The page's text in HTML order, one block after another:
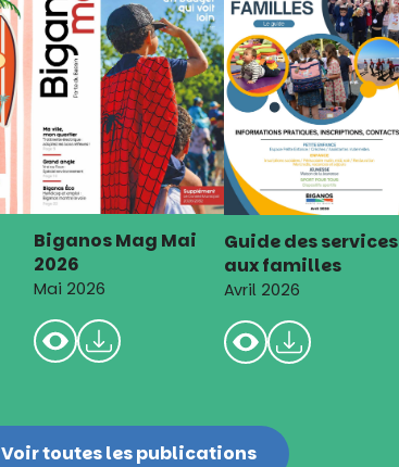
Biganos Mag Mai
2026
Mai 2026
Guide des services
aux familles
Avril 2026
Voir toutes les publications